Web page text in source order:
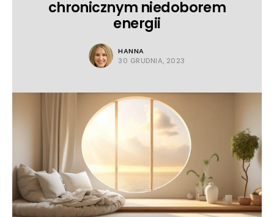
chronicznym niedoborem
energii
HANNA
30 GRUDNIA, 2023